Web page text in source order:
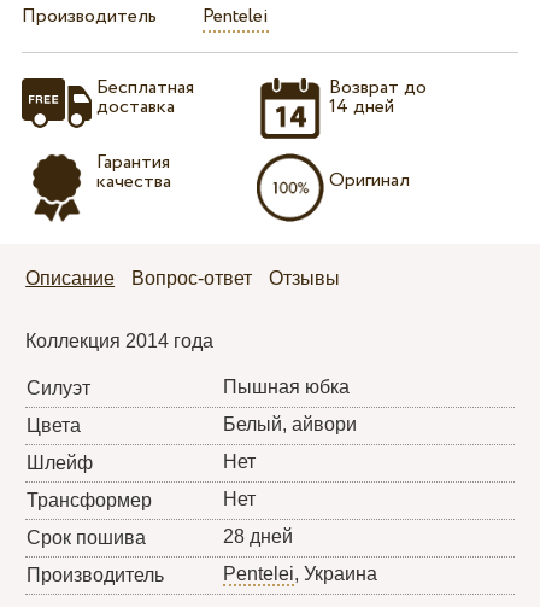
Производитель
Pentelei
Бесплатная
доставка
Гарантия
качества
Возврат до
14 дней
Оригинал
Описание Вопрос-ответ Отзывы
Коллекция 2014 года
Силуэт
Пышная юбка
Цвета
Белый, айвори
Шлейф
Нет
Трансформер
Нет
Срок пошива
28 дней
Производитель
Pentelei, Украина